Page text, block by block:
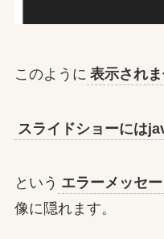
このように 表示され
スライドショーには
という エラーメッセ
像に隠れます。